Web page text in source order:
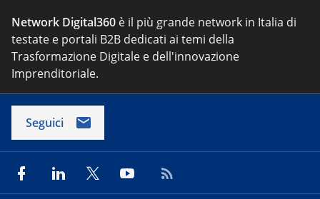
Network Digital360 è il più grande network in Italia di
testate e portali B2B dedicati ai temi della
Trasformazione Digitale e dell'innovazione
Imprenditoriale.
Seguici